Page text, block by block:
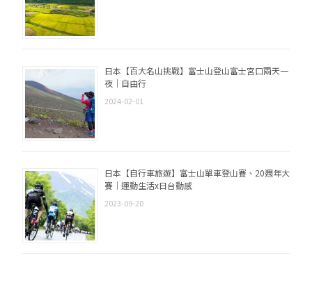
日本【百大名山挑戰】富士山登山富士宮口兩天一
夜｜自由行
2024-02-01
日本【自行車旅遊】富士山單車登山賽、20週年大
賽｜運動生活x日台動感
2023-09-20